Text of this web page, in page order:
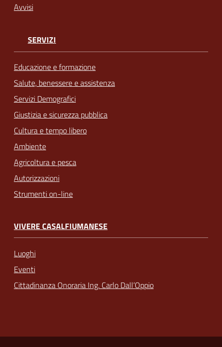
Avvisi
SERVIZI
Educazione e formazione
Salute, benessere e assistenza
Servizi Demografici
Giustizia e sicurezza pubblica
Cultura e tempo libero
Ambiente
Agricoltura e pesca
Autorizzazioni
Strumenti on-line
VIVERE CASALFIUMANESE
Luoghi
Eventi
Cittadinanza Onoraria Ing. Carlo Dall’Oppio